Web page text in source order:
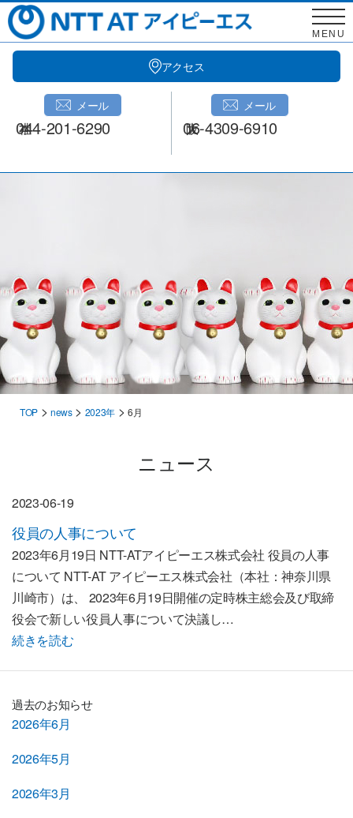
Skip
to
content
アクセス
メール
044-201-6290
メール
06-4309-6910
MENU
TOP > news> 2023年> 6月
過去のお知らせ
2026年6月
2026年5月
2026年3月
ニュース
2023-06-19
役員の人事について
2023年6月19日 NTT-ATアイピーエス株式会社 役員の人事
について NTT-AT アイピーエス株式会社（本社：神奈川県
川崎市）は、 2023年6月19日開催の定時株主総会及び取締
役会で新しい役員人事について決議し…
続きを読む